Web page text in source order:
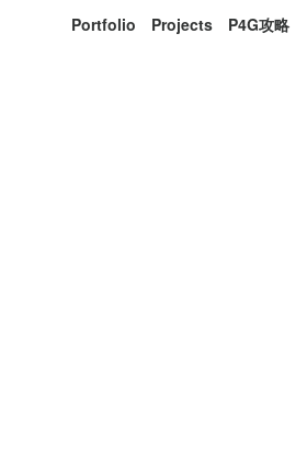
Portfolio Projects P4G攻略